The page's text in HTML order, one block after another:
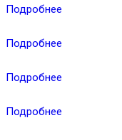
Подробнее
Подробнее
Подробнее
Подробнее